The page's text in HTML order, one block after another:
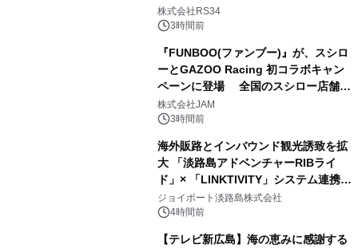
開始
株式会社RS34
3時間前
『FUNBOO(ファンブー)』が、スシロ
ーとGAZOO Racing 初コラボキャン
ペーンに登場 全国のスシロー店舗で
GR 4車種の FUNBOO(ミニカー)付き
メニューが展開されます
株式会社JAM
3時間前
海外販路とインバウンド観光誘致を拡
大 「淡路島アドベンチャーRIBライ
ド」× 「LINKTIVITY」システム連携を
開始！
ジョイポート淡路島株式会社
4時間前
【テレビ新広島】海の恵みに感謝する